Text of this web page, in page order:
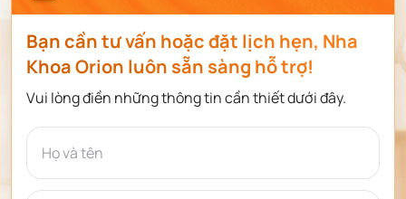
Bạn cần tư vấn hoặc đặt lịch hẹn, Nha
Khoa Orion luôn sẵn sàng hỗ trợ!
Vui lòng điền những thông tin cần thiết dưới đây.